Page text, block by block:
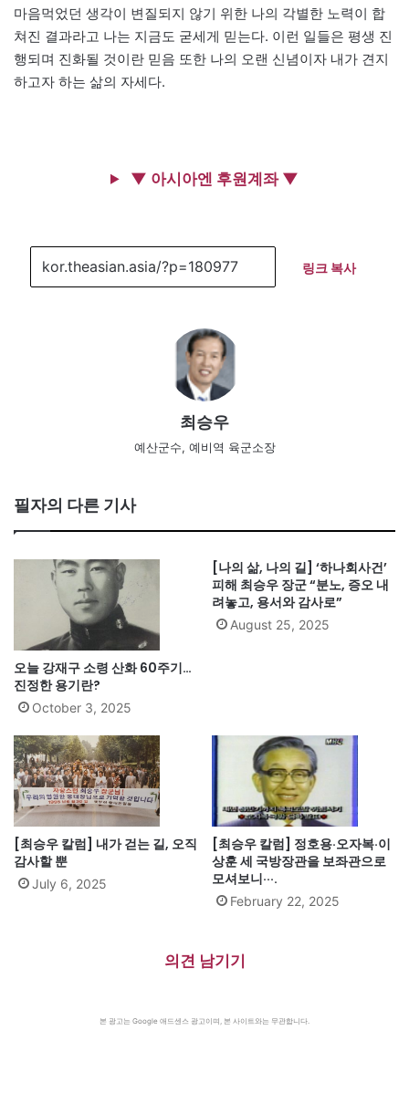
마음먹었던 생각이 변질되지 않기 위한 나의 각별한 노력이 합
쳐진 결과라고 나는 지금도 굳세게 믿는다. 이런 일들은 평생 진
행되며 진화될 것이란 믿음 또한 나의 오랜 신념이자 내가 견지
하고자 하는 삶의 자세다.
▼ 아시아엔 후원계좌 ▼
링크 복사
최승우
예산군수, 예비역 육군소장
필자의 다른 기사
오늘 강재구 소령 산화 60주기…
진정한 용기란?
October 3, 2025
[나의 삶, 나의 길] ‘하나회사건’
피해 최승우 장군 “분노, 증오 내
려놓고, 용서와 감사로”
August 25, 2025
[최승우 칼럼] 내가 걷는 길, 오직
감사할 뿐
July 6, 2025
[최승우 칼럼] 정호용·오자복·이
상훈 세 국방장관을 보좌관으로
모셔보니···.
February 22, 2025
의견 남기기
본 광고는 Google 애드센스 광고이며, 본 사이트와는 무관합니다.